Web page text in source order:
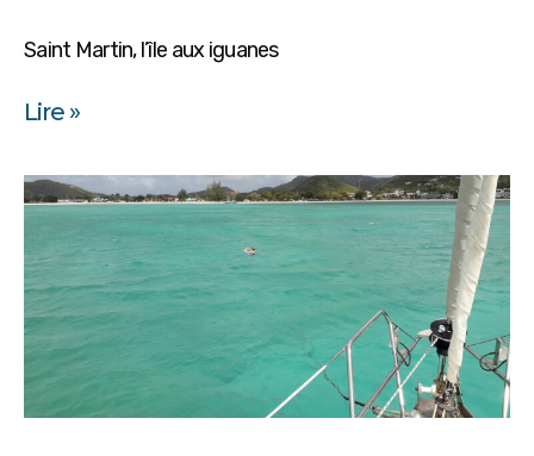
Saint Martin, l’île aux iguanes
Lire »